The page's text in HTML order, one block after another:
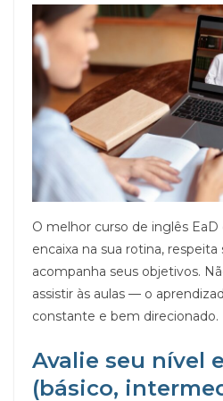
O melhor curso de inglês EaD
encaixa na sua rotina,
acompanha seus objetivos.
assistir às aulas — o
constante e bem direcionado.
Avalie seu nível
(básico,